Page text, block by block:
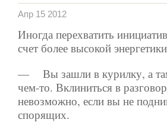
Апр 15 2012
Иногда перехватить
счет более высокой
— Вы зашли в курилку, а
чем-то. Вклиниться в
невозможно, если вы не
спорящих.